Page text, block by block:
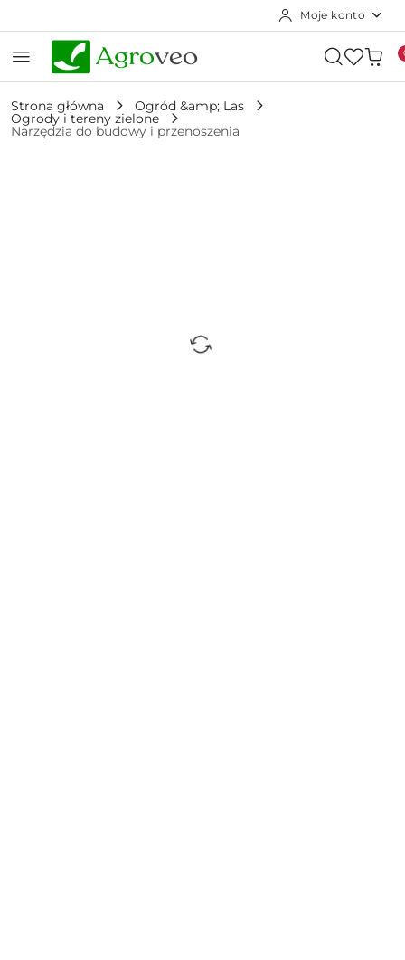
Moje konto
Strona główna Ogród &amp; Las
Ogrody i tereny zielone
Narzędzia do budowy i przenoszenia